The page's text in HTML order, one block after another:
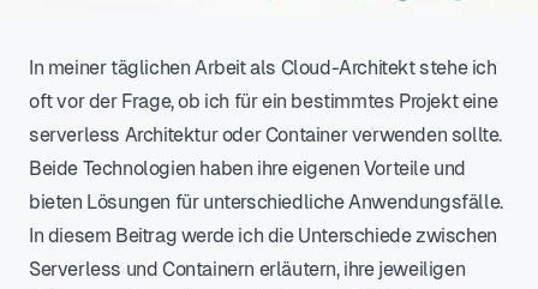
In meiner täglichen Arbeit als Cloud-Architekt stehe ich
oft vor der Frage, ob ich für ein bestimmtes Projekt eine
serverless Architektur oder Container verwenden sollte.
Beide Technologien haben ihre eigenen Vorteile und
bieten Lösungen für unterschiedliche Anwendungsfälle.
In diesem Beitrag werde ich die Unterschiede zwischen
Serverless und Containern erläutern, ihre jeweiligen